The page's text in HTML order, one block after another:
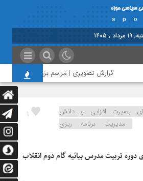
, ۱۴۰۵
گزارش تصویری | مراسم بزرگداشت امام
1
بصیرت افزایی و دانش
مدیریت برنامه ریزی
دوره تربیت مدرس بیانیه گام دوم انقلاب